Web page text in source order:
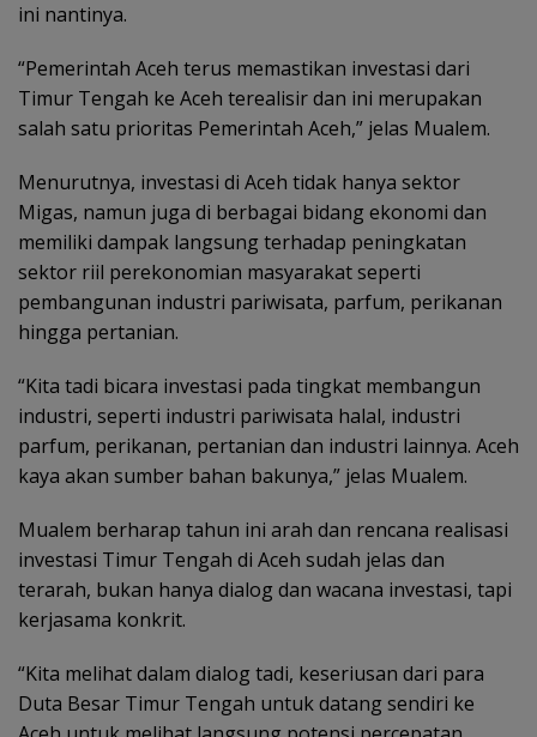
ini nantinya.
“Pemerintah Aceh terus memastikan investasi dari
Timur Tengah ke Aceh terealisir dan ini merupakan
salah satu prioritas Pemerintah Aceh,” jelas Mualem.
Menurutnya, investasi di Aceh tidak hanya sektor
Migas, namun juga di berbagai bidang ekonomi dan
memiliki dampak langsung terhadap peningkatan
sektor riil perekonomian masyarakat seperti
pembangunan industri pariwisata, parfum, perikanan
hingga pertanian.
“Kita tadi bicara investasi pada tingkat membangun
industri, seperti industri pariwisata halal, industri
parfum, perikanan, pertanian dan industri lainnya. Aceh
kaya akan sumber bahan bakunya,” jelas Mualem.
Mualem berharap tahun ini arah dan rencana realisasi
investasi Timur Tengah di Aceh sudah jelas dan
terarah, bukan hanya dialog dan wacana investasi, tapi
kerjasama konkrit.
“Kita melihat dalam dialog tadi, keseriusan dari para
Duta Besar Timur Tengah untuk datang sendiri ke